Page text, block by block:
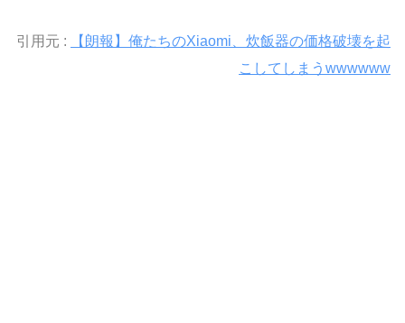
引用元 :
【朗報】俺たちのXiaomi、炊飯器の価格破壊を起
こしてしまうwwwwww